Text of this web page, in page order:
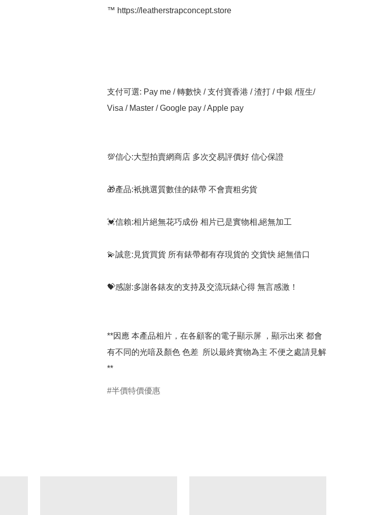
™️ https://leatherstrapconcept.store
支付可選: Pay me / 轉數快 / 支付寶香港 / 渣打 / 中銀 /恆生/
Visa / Master / Google pay / Apple pay
💯信心:大型拍賣網商店 多次交易評價好 信心保證
🎁產品:衹挑選質數佳的錶帶 不會賣粗劣貨
💓信賴:相片絕無花巧成份 相片已是實物相,絕無加工
💫誠意:見貨買貨 所有錶帶都有存現貨的 交貨快 絕無借口
💝感謝:多謝各錶友的支持及交流玩錶心得 無言感激！
**因應 本產品相片，在各顧客的電子顯示屏 ，顯示出來 都會
有不同的光喑及顏色 色差  所以最終實物為主 不便之處請見解
**
半價特價優惠